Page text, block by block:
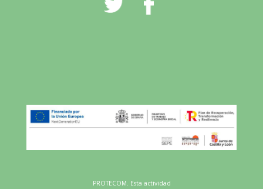
PROTECOM. Esta actividad